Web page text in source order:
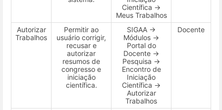
Científica →
Meus Trabalhos
Autorizar
Trabalhos
Permitir ao
usuário corrigir,
recusar e
autorizar
resumos de
congresso e
iniciação
científica.
SIGAA →
Módulos →
Portal do
Docente →
Pesquisa →
Encontro de
Iniciação
Científica →
Autorizar
Trabalhos
Docente